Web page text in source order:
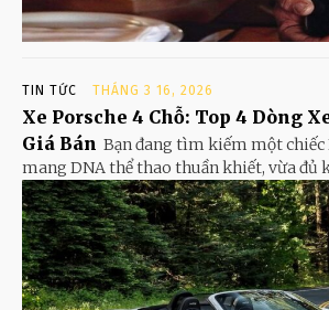
TIN TỨC THÁNG 3 16, 2026
Xe Porsche 4 Chỗ: Top 4 Dòng
Giá Bán Bạn đang tìm kiếm một chiếc
mang DNA thể thao thuần khiết, vừa đủ